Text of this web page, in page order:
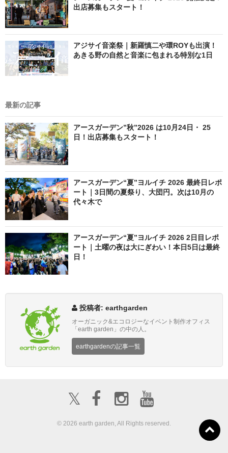
出店募集もスタート！
アジサイ音楽祭｜新羅慎二や環ROYも出演！
あきる野の自然と音楽に包まれる特別な1日
最新の記事
アースガーデン”秋”2026 は10月24日・ 25
日！出店募集もスタート！
アースガーデン“夏”ヨルイチ 2026 最終日レポ
ート｜3日間の夏祭り、大団円。次は10月の
代々木で
アースガーデン“夏”ヨルイチ 2026 2日目レポ
ート｜土曜の夜は大にぎわい！本日5日は最終
日！
投稿者: earthgarden
オーガニック&エコロジーなイベント制作オフィス
「earth garden」の中の人。
earthgardenの記事一覧
𝕏
© 2026 earth garden, All Rights reserved.